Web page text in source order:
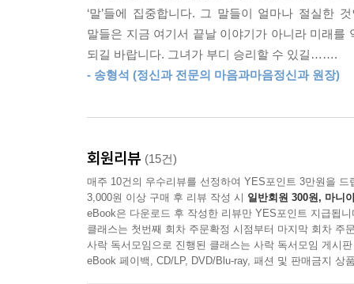
작가의 멘토 ‘송쌤’ 송형석 마음과마음정신과 원
못했던 ‘말’들에 집중합니다. 그 말들이 얼마나
그녀의 말들은 지금 여기서 끝날 이야기가 아니
영혼이 되길 바랍니다. 그녀가 부디 승리할 수 있
누구보다도 나 자신이 후회 없는 선택을 하게
결국에는 잘할 수 있을 것이다. 우리는 분명 그렇
‘말’들에 집중합니다. 그 말들이 얼마나 절실한
말들은 지금 여기서 끝날 이야기가 아니라 미래
되길 바랍니다. 그녀가 부디 승리할 수 있길…….
- 송형석 (정신과 전문의 마음과마음정신과 원장)
회원리뷰 (15건)
매주 10건의 우수리뷰를 선정하여 YES포인트 3만원을 드
3,000원 이상 구매 후 리뷰 작성 시 일반회원 300원, 마니
eBook은 다운로드 후 작성한 리뷰만 YES포인트 지급됩니
클래스는 첫번째 회차 주문확정 시점부터 마지막 회차 주
사락 독서모임으로 진행된 클래스는 사락 독서모임 게시
eBook 페이백, CD/LP, DVD/Blu-ray, 패션 및 판매금지 상